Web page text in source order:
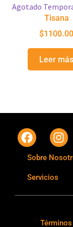
Agotado
Tisana
$1100.00
Leer más
Sobre
Servicios